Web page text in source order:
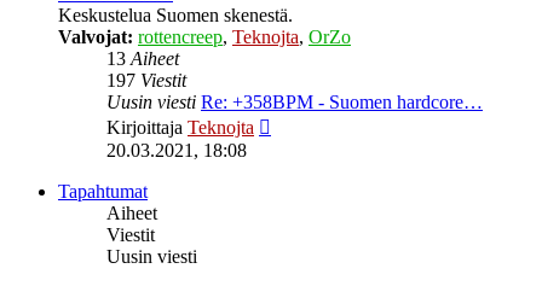
Keskustelua Suomen skenestä.
Valvojat: rottencreep, Teknojta, OrZo
13Aiheet
197 Viestit
Uusin viesti Re: +358BPM - Suomen hardcore…
Kirjoittaja Teknojta
20.03.2021, 18:08
Tapahtumat
Aiheet
Viestit
Uusin viesti